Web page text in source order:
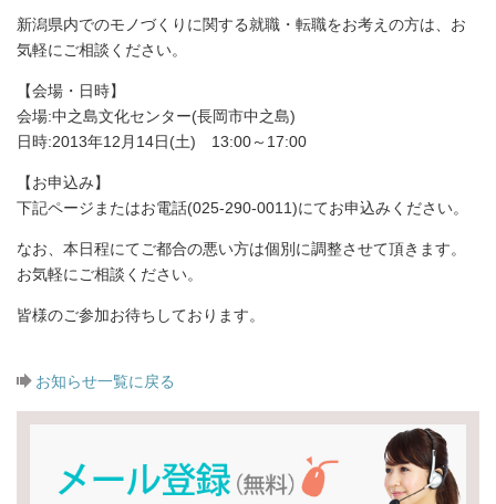
新潟県内でのモノづくりに関する就職・転職をお考えの方は、お
気軽にご相談ください。
【会場・日時】
会場:中之島文化センター(長岡市中之島)
日時:2013年12月14日(土) 13:00～17:00
【お申込み】
下記ページまたはお電話(025-290-0011)にてお申込みください。
なお、本日程にてご都合の悪い方は個別に調整させて頂きます。
お気軽にご相談ください。
皆様のご参加お待ちしております。
お知らせ一覧に戻る